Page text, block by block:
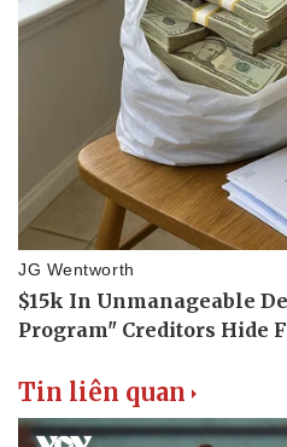
Sân khấu - Điện ảnh
Văn học
Âm nhạc
Di sản
Tin liên quan